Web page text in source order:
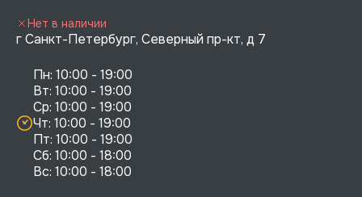
г Санкт-Петербург, Северный пр-кт, д 7
Пн: 10:00 - 19:00
Вт: 10:00 - 19:00
Ср: 10:00 - 19:00
Чт: 10:00 - 19:00
Пт: 10:00 - 19:00
Сб: 10:00 - 18:00
Нет в наличии